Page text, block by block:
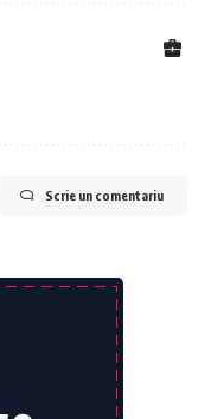
Scrie un comentariu